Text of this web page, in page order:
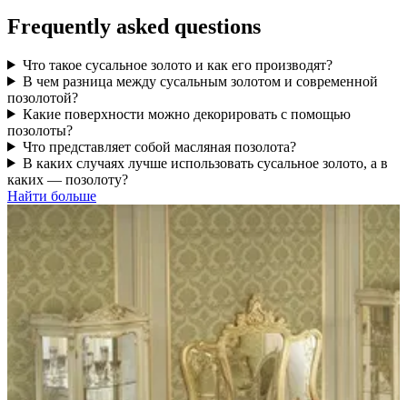
Frequently asked questions
Что такое сусальное золото и как его производят?
В чем разница между сусальным золотом и современной
позолотой?
Какие поверхности можно декорировать с помощью
позолоты?
Что представляет собой масляная позолота?
В каких случаях лучше использовать сусальное золото, а в
каких — позолоту?
Найти больше